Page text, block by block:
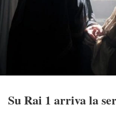
Su Rai 1 arriva la